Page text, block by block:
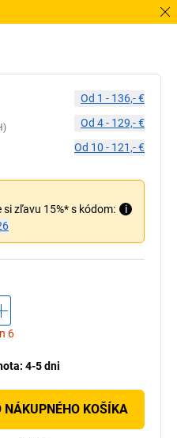
Od 1 - 136,- €
Od 4- 129,- €
Od 10 - 121,- €
si zľavu 15%* s kódom:
i
6
: 4-5 dni
NÁKUPNÉHO KOŠÍKA